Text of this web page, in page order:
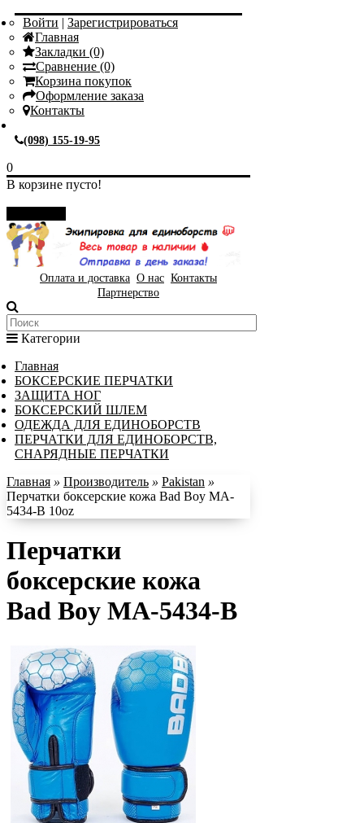
Войти | Зарегистрироваться
Главная
Закладки (0)
Сравнение (0)
Корзина покупок
Оформление заказа
Контакты
(098) 155-19-95
0
В корзине пусто!
Оплата и доставка О нас Контакты
Партнерство
Категории
Главная
БОКСЕРСКИЕ ПЕРЧАТКИ
ЗАЩИТА НОГ
БОКСЕРСКИЙ ШЛЕМ
ОДЕЖДА ДЛЯ ЕДИНОБОРСТВ
ПЕРЧАТКИ ДЛЯ ЕДИНОБОРСТВ,
СНАРЯДНЫЕ ПЕРЧАТКИ
Главная » Производитель » Pakistan »
Перчатки боксерские кожа Bad Boy MA-
5434-B 10oz
Перчатки
боксерские кожа
Bad Boy MA-5434-B